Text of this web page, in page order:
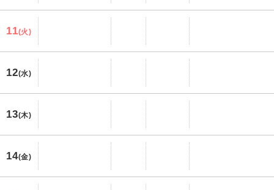
11(火)
12(水)
13(木)
14(金)